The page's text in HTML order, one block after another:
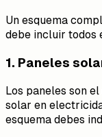
Un esquema
debe incluir todos
1. Paneles
Los paneles son
solar en
esquema debes